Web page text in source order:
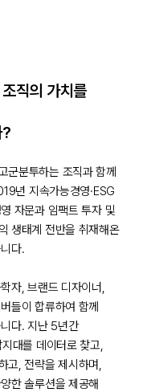
직의 가치를
군분투하는 조직과 함께
년 지속가능경영·ESG
자문과 임팩트 투자 및
생태계 전반을 취재해온
다.
자, 브랜드 디자이너,
들이 합류하여 함께
다. 지난 5년간
대를 데이터로 찾고,
고, 전략을 제시하며,
한 솔루션을 제공해